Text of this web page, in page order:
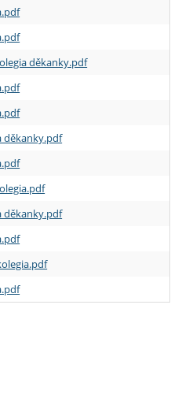
děkanky.pdf
děkanky.pdf
děkanky.pdf